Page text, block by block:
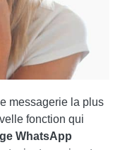
messagerie la plus
fonction qui
WhatsApp